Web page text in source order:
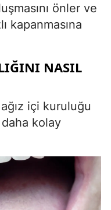
önler ve
kapanmasına
NASIL
içi kuruluğu
kolay